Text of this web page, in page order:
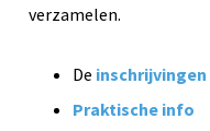
verzamelen.
De inschrijvingen
Praktische info